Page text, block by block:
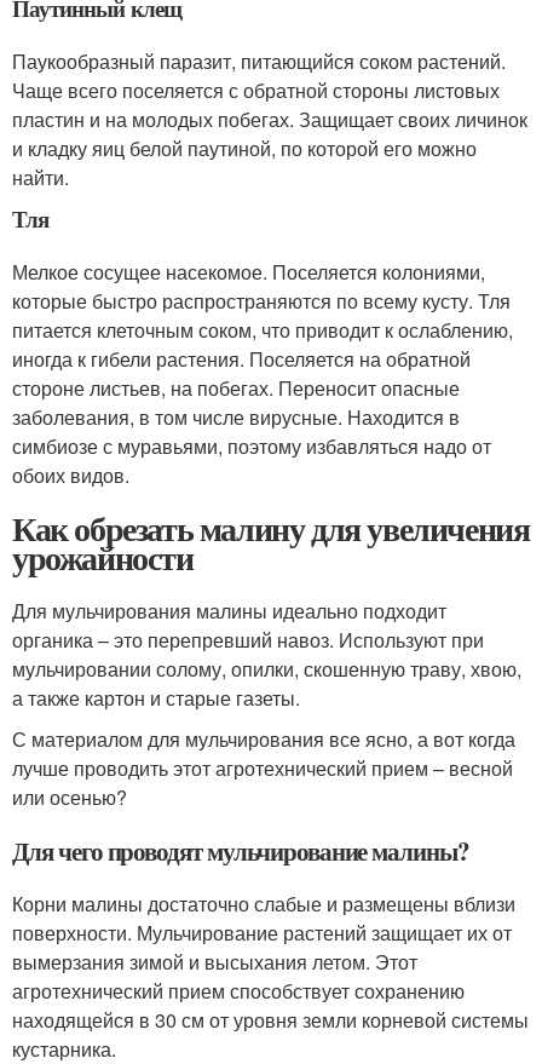
Паутинный клещ
Паукообразный паразит, питающийся соком растений.
Чаще всего поселяется с обратной стороны листовых
пластин и на молодых побегах. Защищает своих личинок
и кладку яиц белой паутиной, по которой его можно
найти.
Тля
Мелкое сосущее насекомое. Поселяется колониями,
которые быстро распространяются по всему кусту. Тля
питается клеточным соком, что приводит к ослаблению,
иногда к гибели растения. Поселяется на обратной
стороне листьев, на побегах. Переносит опасные
заболевания, в том числе вирусные. Находится в
симбиозе с муравьями, поэтому избавляться надо от
обоих видов.
Как обрезать малину для увеличения
урожайности
Для мульчирования малины идеально подходит
органика – это перепревший навоз. Используют при
мульчировании солому, опилки, скошенную траву, хвою,
а также картон и старые газеты.
С материалом для мульчирования все ясно, а вот когда
лучше проводить этот агротехнический прием – весной
или осенью?
Для чего проводят мульчирование малины?
Корни малины достаточно слабые и размещены вблизи
поверхности. Мульчирование растений защищает их от
вымерзания зимой и высыхания летом. Этот
агротехнический прием способствует сохранению
находящейся в 30 см от уровня земли корневой системы
кустарника.